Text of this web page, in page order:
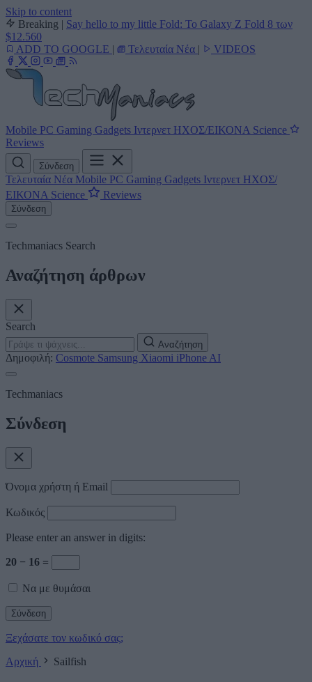
Skip to content
Breaking | Say hello to my little Fold: Το Galaxy Z Fold 8 των
$12.560
ADD TO GOOGLE | Τελευταία Νέα | VIDEOS
Mobile PC Gaming Gadgets Ιντερνετ ΗΧΟΣ/ΕΙΚΟΝΑ Science
Reviews
Σύνδεση
Τελευταία Νέα Mobile PC Gaming Gadgets Ιντερνετ ΗΧΟΣ/
ΕΙΚΟΝΑ Science Reviews
Σύνδεση
Techmaniacs Search
Αναζήτηση άρθρων
Search
Αναζήτηση
Δημοφιλή: Cosmote Samsung Xiaomi iPhone AI
Techmaniacs
Σύνδεση
Όνομα χρήστη ή Email
Κωδικός
Please enter an answer in digits:
20 − 16 =
Να με θυμάσαι
Ξεχάσατε τον κωδικό σας;
Αρχική
Sailfish